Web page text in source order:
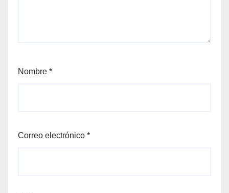
Nombre *
Correo electrónico *